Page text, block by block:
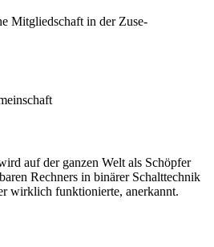
Mitgliedschaft in der Zuse-
auf der ganzen Welt als Schöpfer
Rechners in binärer Schalttechnik
wirklich funktionierte, anerkannt.